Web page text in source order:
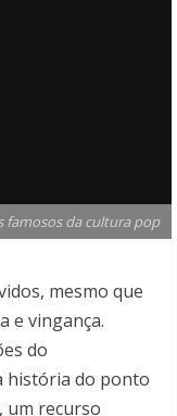
famosos da cultura pop
mesmo que
e vingança.
do
história do ponto
um recurso